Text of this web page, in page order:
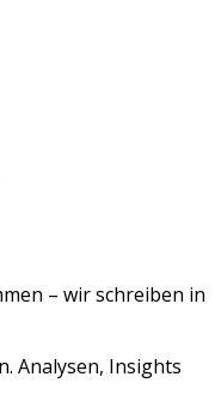
– wir schreiben in
Analysen, Insights